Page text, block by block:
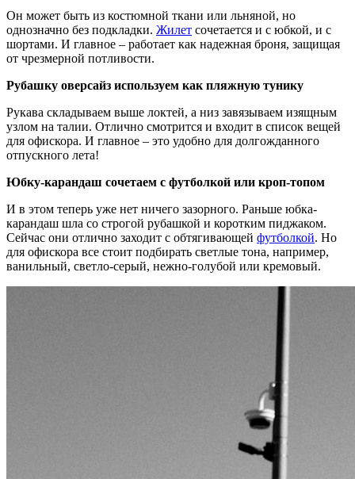
Он может быть из костюмной ткани или льняной, но
однозначно без подкладки. Жилет сочетается и с юбкой, и с
шортами. И главное – работает как надежная броня, защищая
от чрезмерной потливости.
Рубашку оверсайз используем как пляжную тунику
Рукава складываем выше локтей, а низ завязываем изящным
узлом на талии. Отлично смотрится и входит в список вещей
для офискора. И главное – это удобно для долгожданного
отпускного лета!
Юбку-карандаш сочетаем с футболкой или кроп-топом
И в этом теперь уже нет ничего зазорного. Раньше юбка-
карандаш шла со строгой рубашкой и коротким пиджаком.
Сейчас они отлично заходит с обтягивающей футболкой. Но
для офискора все стоит подбирать светлые тона, например,
ванильный, светло-серый, нежно-голубой или кремовый.